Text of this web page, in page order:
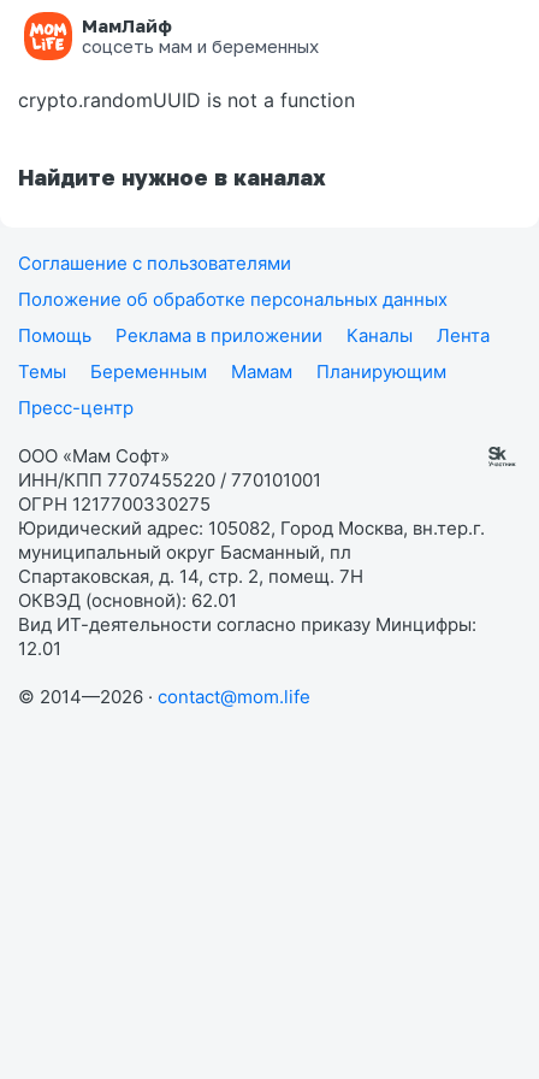
МамЛайф
соцсеть мам и беременных
Ошибка на странице
crypto.randomUUID is not a function
Найдите нужное в каналах
Соглашение с пользователями
Положение об обработке персональных данных
Помощь
Реклама в приложении Каналы
Лента
Темы
Беременным Мамам
Планирующим
Пресс-центр
ООО «Мам Софт»
ИНН/КПП 7707455220 / 770101001
ОГРН 1217700330275
Юридический адрес: 105082, Город Москва, вн.тер.г.
муниципальный округ Басманный, пл
Спартаковская, д. 14, стр. 2, помещ. 7Н
ОКВЭД (основной): 62.01
Вид ИТ-деятельности согласно приказу Минцифры:
12.01
© 2014—2026 · contact@mom.life